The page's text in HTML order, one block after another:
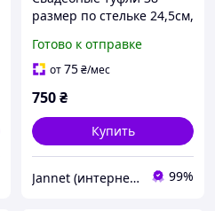
размер по стельке 24,5см,
Готово к отправке
от75₴/мес
750₴
Купить
Jannet (интернет-магазин) 99%